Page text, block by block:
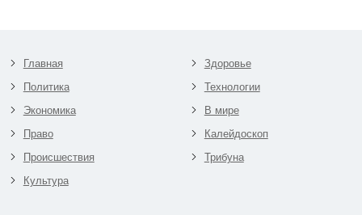
Главная
Политика
Экономика
Право
Происшествия
Культура
Здоровье
Технологии
В мире
Калейдоскоп
Трибуна